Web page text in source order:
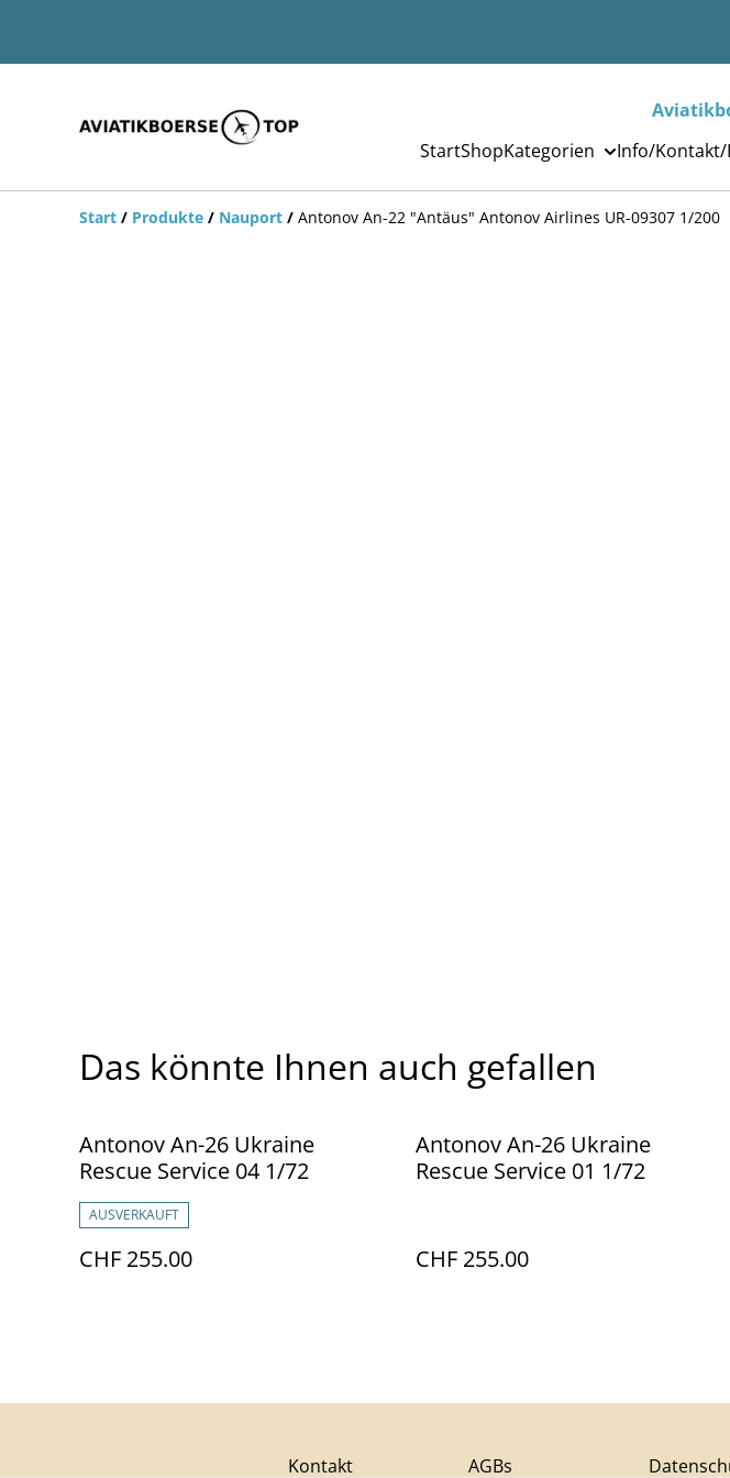
StartShopKategorien Info/
Start / Produkte / Nauport / Antonov An-22 "Antäus" Antonov Airlines UR-09307 1/200
Das könnte Ihnen auch gefallen
Antonov An-26 Ukraine
Rescue Service 04 1/72
AUSVERKAUFT
CHF 255.00
Antonov An-26 Ukraine
Rescue Service 01 1/72
CHF 255.00
Kontakt AGBs